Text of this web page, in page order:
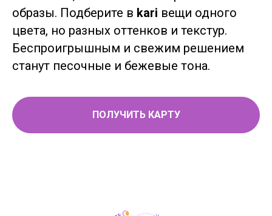
образы. Подберите в kari вещи одного
цвета, но разных оттенков и текстур.
Беспроигрышным и свежим решением
станут песочные и бежевые тона.
ПОЛУЧИТЬ КАРТУ